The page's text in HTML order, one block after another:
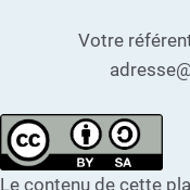
Votre
Le contenu de cette